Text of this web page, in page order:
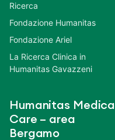
Ricerca
Fondazione Humanitas
Fondazione Ariel
La Ricerca Clinica in
Humanitas Gavazzeni
Humanitas Medical
Care – area
Bergamo